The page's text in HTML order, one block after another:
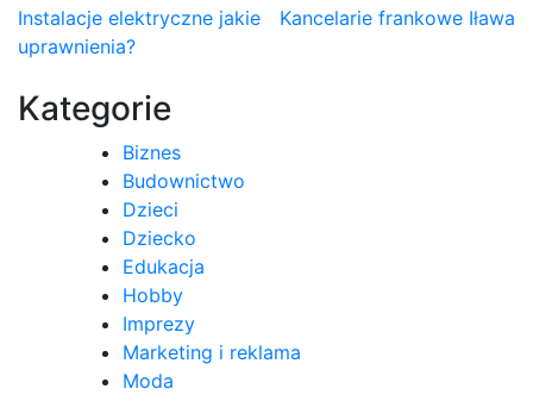
Nawigacja
wpisu
Instalacje elektryczne jakie
uprawnienia?
Kancelarie frankowe Iława
Kategorie
Biznes
Budownictwo
Dzieci
Dziecko
Edukacja
Hobby
Imprezy
Marketing i reklama
Moda